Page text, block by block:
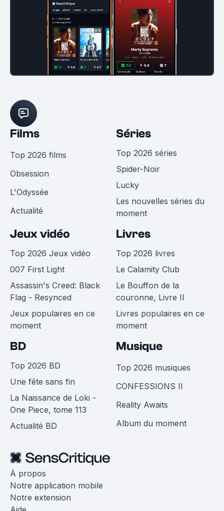
Films
Top 2026 films
Obsession
L'Odyssée
Actualité
Séries
Top 2026 séries
Spider-Noir
Lucky
Les nouvelles séries du
moment
Jeux vidéo
Top 2026 Jeux vidéo
007 First Light
Assassin's Creed: Black
Flag - Resynced
Jeux populaires en ce
moment
Livres
Top 2026 livres
Le Calamity Club
Le Bouffon de la
couronne, Livre II
Livres populaires en ce
moment
BD
Top 2026 BD
Une fête sans fin
La Naissance de Loki -
One Piece, tome 113
Actualité BD
Musique
Top 2026 musiques
CONFESSIONS II
Reality Awaits
Album du moment
À propos
Notre application mobile
Notre extension